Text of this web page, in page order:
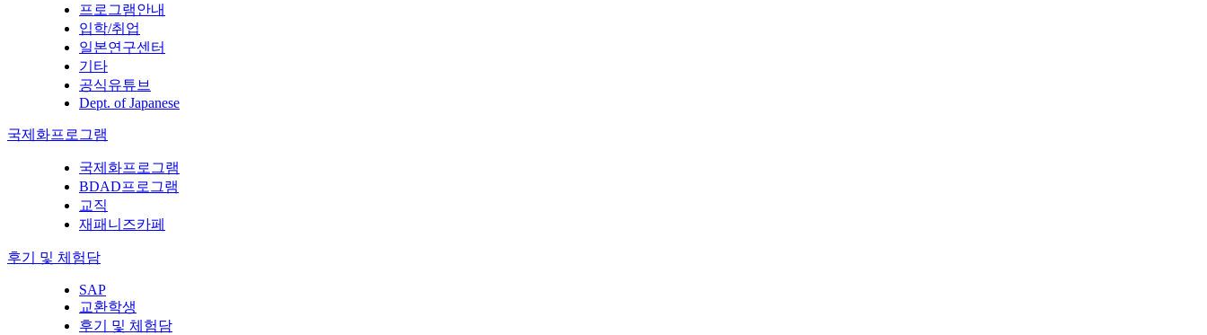
프로그램안내
입학/취업
일본연구센터
기타
공식유튜브
Dept. of Japanese
국제화프로그램
국제화프로그램
BDAD프로그램
교직
재패니즈카페
후기 및 체험담
SAP
교환학생
후기 및 체험담